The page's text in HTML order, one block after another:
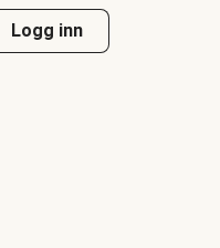
Logg inn